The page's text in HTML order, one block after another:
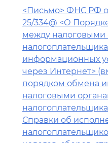
<Письмо> ФНС РФ
25/334@ <О
между налоговыми
информационных
через Интернет>
порядком обмена
налоговыми
Справки об